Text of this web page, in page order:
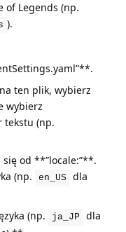
of Legends (np.
).
ten plik, wybierz
wybierz
tekstu (np.
od **”locale:”**.
(np.
en_US
dla
(np.
ja_JP
dla